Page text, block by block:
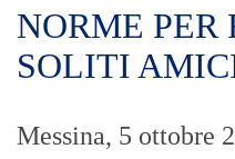
NORME PER
SOLITI
Messina, 5 ottobre